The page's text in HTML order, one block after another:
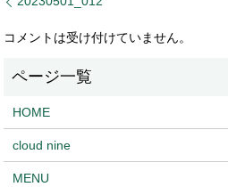
コメントは受け付けていません。
HOME
cloud nine
MENU